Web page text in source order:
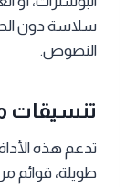
سلاسة دون
النصوص.
تنسيقات
تدعم هذه
طويلة، قوائم